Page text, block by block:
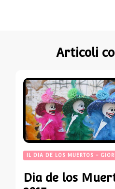
Articoli
IL DIA DE LOS MUERTOS -
Dia de los